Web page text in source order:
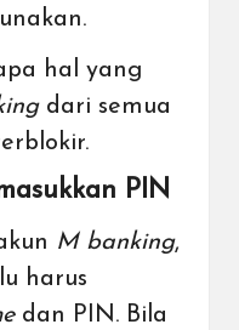
hal yang
dari semua
PIN
M banking,
harus
dan PIN. Bila